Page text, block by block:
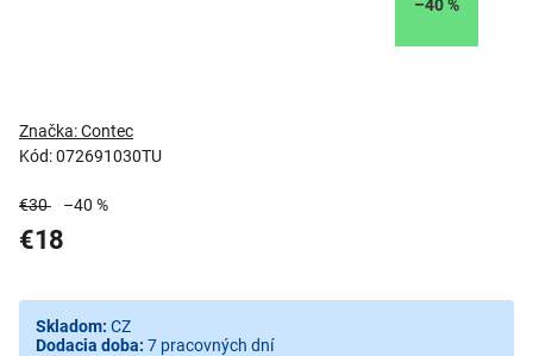
–40 %
Kód:072691030TU
Značka:Contec
€30 –40 %
€18
Skladom: CZ
Dodacia doba: 7 pracovných dní